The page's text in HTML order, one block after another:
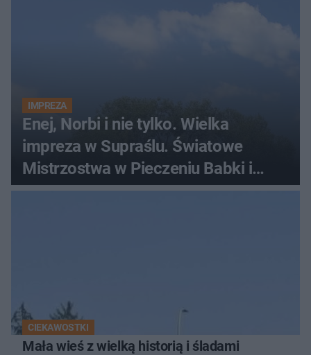
IMPREZA
Enej, Norbi i nie tylko. Wielka
impreza w Supraślu. Światowe
Mistrzostwa w Pieczeniu Babki i
Kiszki Ziemniaczanej
CIEKAWOSTKI
Mała wieś z wielką historią i śladami